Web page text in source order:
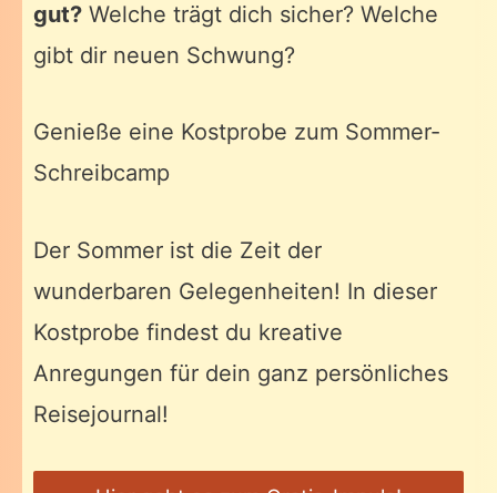
gut? Welche trägt dich sicher? Welche
gibt dir neuen Schwung?
Genieße eine Kostprobe zum Sommer-
Schreibcamp
Der Sommer ist die Zeit der
wunderbaren Gelegenheiten! In dieser
Kostprobe findest du kreative
Anregungen für dein ganz persönliches
Reisejournal!